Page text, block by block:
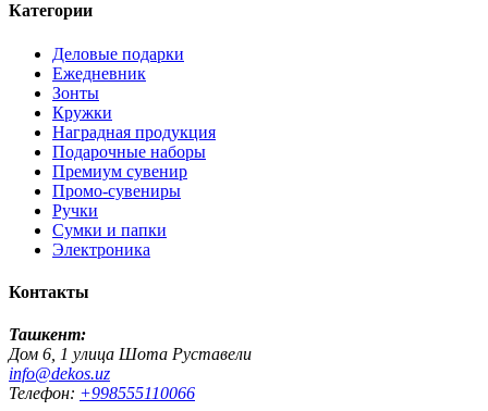
Категории
Деловые подарки
Ежедневник
Зонты
Кружки
Наградная продукция
Подарочные наборы
Премиум сувенир
Промо-сувениры
Ручки
Сумки и папки
Электроника
Контакты
Ташкент:
Дом 6, 1 улица Шота Руставели
info@dekos.uz
Телефон: +998555110066